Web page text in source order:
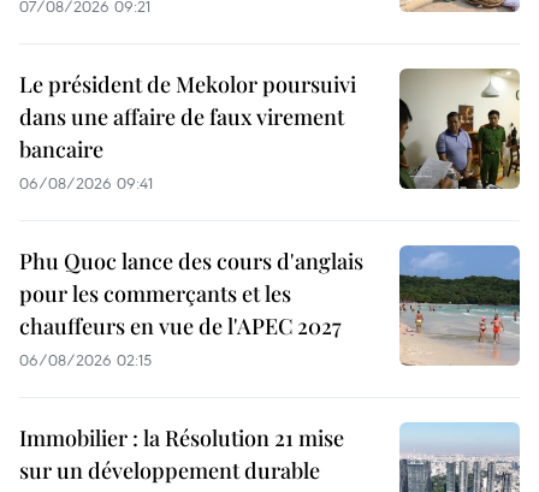
07/08/2026 09:21
Le président de Mekolor poursuivi
dans une affaire de faux virement
bancaire
06/08/2026 09:41
Phu Quoc lance des cours d'anglais
pour les commerçants et les
chauffeurs en vue de l'APEC 2027
06/08/2026 02:15
Immobilier : la Résolution 21 mise
sur un développement durable